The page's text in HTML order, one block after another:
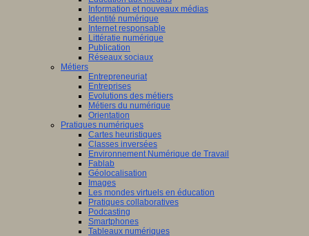
Information et nouveaux médias
Identité numérique
Internet responsable
Littératie numérique
Publication
Réseaux sociaux
Métiers
Entrepreneuriat
Entreprises
Evolutions des métiers
Métiers du numérique
Orientation
Pratiques numériques
Cartes heuristiques
Classes inversées
Environnement Numérique de Travail
Fablab
Géolocalisation
Images
Les mondes virtuels en éducation
Pratiques collaboratives
Podcasting
Smartphones
Tableaux numériques